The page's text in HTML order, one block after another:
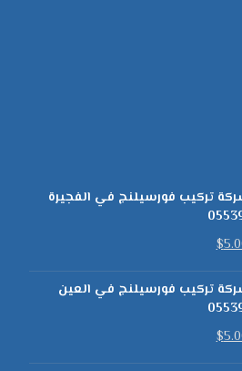
تركيب فورسيلنج في الفجيرة
$
تركيب فورسيلنج في العين
$